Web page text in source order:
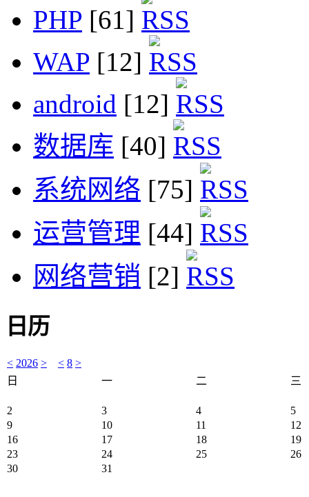
PHP [61]
WAP [12]
android [12]
数据库 [40]
系统网络 [75]
运营管理 [44]
网络营销 [2]
日历
< 2026 > < 8 >
日
一 二 三
2 3 4
5
9
10 11
12
16
17 18
19
23
24 25
26
30
31